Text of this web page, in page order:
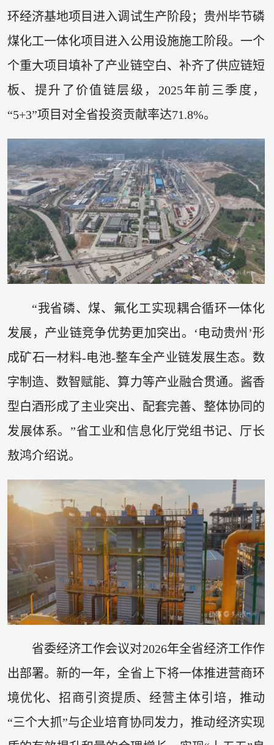
环经济基地项目进入调试生产阶段；贵州毕节磷
煤化工一体化项目进入公用设施施工阶段。一个
个重大项目填补了产业链空白、补齐了供应链短
板、提升了价值链层级，2025年前三季度，
“5+3”项目对全省投资贡献率达71.8%。
“我省磷、煤、氟化工实现耦合循环一体化
发展，产业链竞争优势更加突出。‘电动贵州’形
成矿石一材料-电池-整车全产业链发展生态。数
字制造、数智赋能、算力等产业融合贯通。酱香
型白酒形成了主业突出、配套完善、整体协同的
发展体系。”省工业和信息化厅党组书记、厅长
敖鸿介绍说。
省委经济工作会议对2026年全省经济工作作
出部署。新的一年，全省上下将一体推进营商环
境优化、招商引资提质、经营主体引培，推动
“三个大抓”与企业培育协同发力，推动经济实现